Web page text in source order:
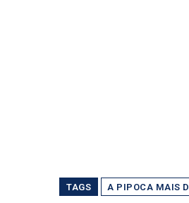
TAGS A PIPOCA MAIS